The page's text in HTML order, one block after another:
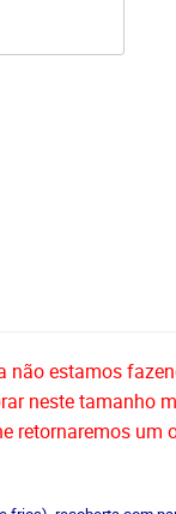
estamos
neste tamanho
retornaremos um